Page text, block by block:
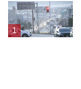
1